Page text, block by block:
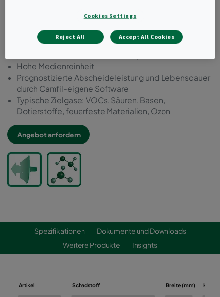
kombiniert werden
Niedriger Druckverlust
Gering ausgasende Komponenten
Hohe Medienreinheit
Prognostizierte Abscheideleistung und Lebensdauer
durch Camfil-eigene Software
Typische Zielgase: VOCs, Säuren, Basen,
Dotierstoffe, feuerfeste Materialien, Ozon
Angebot anfordern
Spezifikationen
Dokumente und Downloads
Weitere Produkte
Insights
Artikel Schadstoff Breite (mm) Höhe
Cookies Settings
Reject All Accept All Cookies